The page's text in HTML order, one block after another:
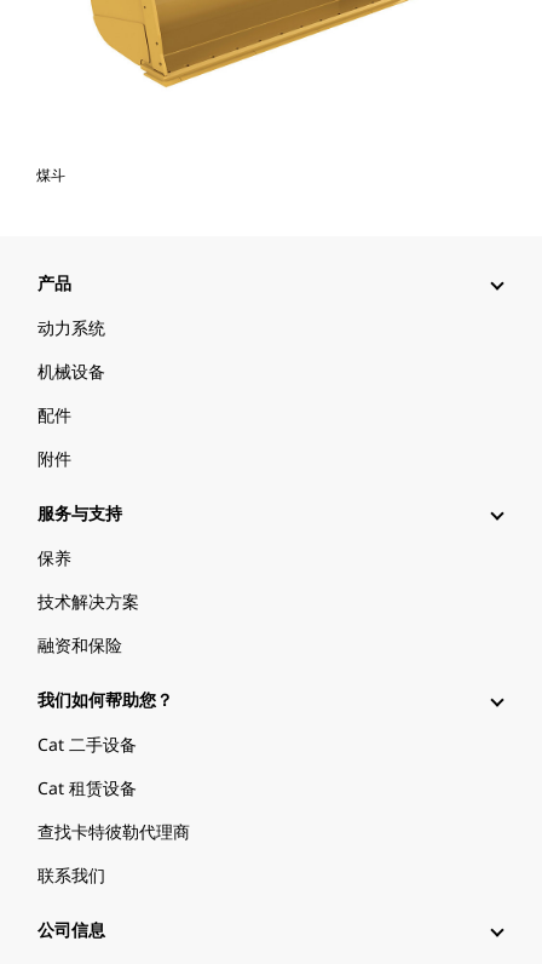
煤斗
产品
动力系统
机械设备
配件
附件
服务与支持
保养
技术解决方案
融资和保险
我们如何帮助您？
Cat 二手设备
Cat 租赁设备
查找卡特彼勒代理商
联系我们
公司信息